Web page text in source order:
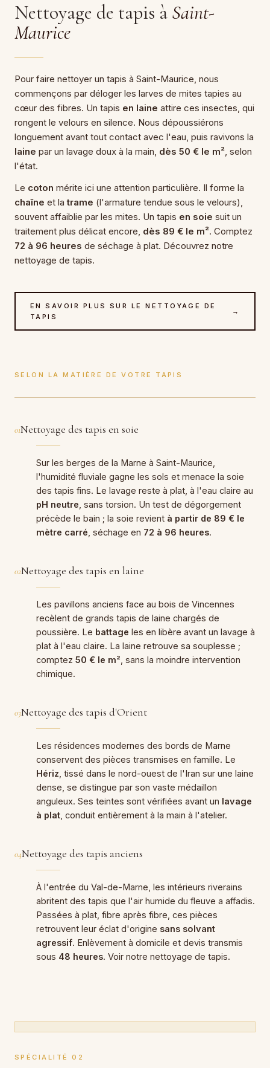
Nettoyage de tapis à Saint-
Maurice
Pour faire nettoyer un tapis à Saint-Maurice, nous
commençons par déloger les larves de mites tapies au
cœur des fibres. Un tapis en laine attire ces insectes, qui
rongent le velours en silence. Nous dépoussiérons
longuement avant tout contact avec l'eau, puis ravivons la
laine par un lavage doux à la main, dès 50 € le m², selon
l'état.
Le coton mérite ici une attention particulière. Il forme la
chaîne et latrame (l'armature tendue sous le velours),
souvent affaiblie par les mites. Un tapis en soie suit un
traitement plus délicat encore, dès 89 € le m². Comptez
72 à 96 heures de séchage à plat. Découvrez notre
nettoyage de tapis.
EN SAVOIR PLUS SUR LE NETTOYAGE DE
TAPIS
→
SELON LA MATIÈRE DE VOTRE TAPIS
01Nettoyage des tapis en soie
Sur les berges de la Marne à Saint-Maurice,
l'humidité fluviale gagne les sols et menace la soie
des tapis fins. Le lavage reste à plat, à l'eau claire au
pH neutre , sans torsion. Un test de dégorgement
précède le bain ; la soie revient à partir de 89 € le
mètre carré , séchage en 72 à 96 heures.
02Nettoyage des tapis en laine
Les pavillons anciens face au bois de Vincennes
recèlent de grands tapis de laine chargés de
poussière. Le battage les en libère avant un lavage à
plat à l'eau claire. La laine retrouve sa souplesse ;
comptez 50 € le m² , sans la moindre intervention
chimique.
03Nettoyage des tapis d'Orient
Les résidences modernes des bords de Marne
conservent des pièces transmises en famille. Le
Hériz , tissé dans le nord-ouest de l'Iran sur une laine
dense, se distingue par son vaste médaillon
anguleux. Ses teintes sont vérifiées avant un lavage
à plat , conduit entièrement à la main à l'atelier.
04Nettoyage des tapis anciens
À l'entrée du Val-de-Marne, les intérieurs riverains
abritent des tapis que l'air humide du fleuve a affadis.
Passées à plat, fibre après fibre, ces pièces
retrouvent leur éclat d'origine sans solvant
agressif. Enlèvement à domicile et devis transmis
sous 48 heures. Voir notre nettoyage de tapis.
SPÉCIALITÉ 02